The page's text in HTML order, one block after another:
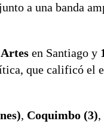
a una banda
en Santiago y
que calificó el
, Coquimbo (3),